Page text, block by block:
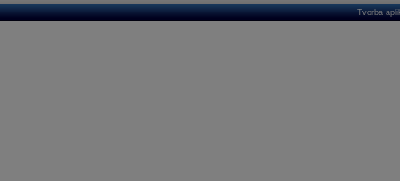
Tvorba